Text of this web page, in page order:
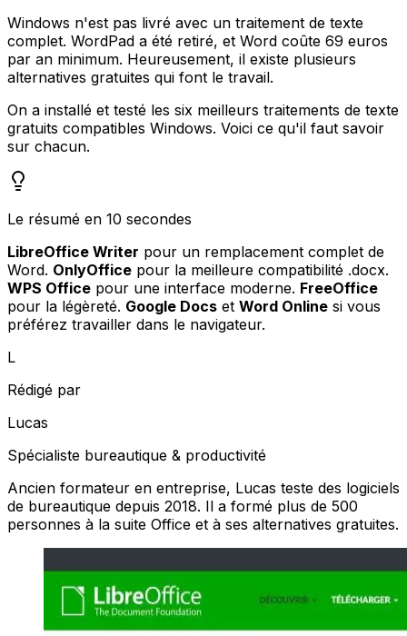
Windows n'est pas livré avec un traitement de texte
complet. WordPad a été retiré, et Word coûte 69 euros
par an minimum. Heureusement, il existe plusieurs
alternatives gratuites qui font le travail.
On a installé et testé les six meilleurs traitements de texte
gratuits compatibles Windows. Voici ce qu'il faut savoir
sur chacun.
Le résumé en 10 secondes
LibreOffice Writer pour un remplacement complet de
Word. OnlyOffice pour la meilleure compatibilité .docx.
WPS Office pour une interface moderne. FreeOffice
pour la légèreté. Google Docs et Word Online si vous
préférez travailler dans le navigateur.
L
Rédigé par
Lucas
Spécialiste bureautique & productivité
Ancien formateur en entreprise, Lucas teste des logiciels
de bureautique depuis 2018. Il a formé plus de 500
personnes à la suite Office et à ses alternatives gratuites.